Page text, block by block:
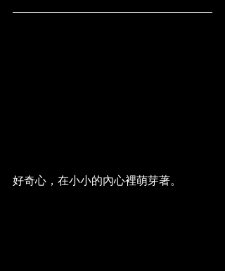
好奇心，在小小的內心裡萌芽著。